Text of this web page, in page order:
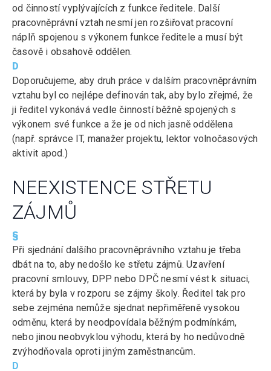
od činností vyplývajících z funkce ředitele. Další
pracovněprávní vztah nesmí jen rozšiřovat pracovní
náplň spojenou s výkonem funkce ředitele a musí být
časově i obsahově oddělen.
D
Doporučujeme, aby druh práce v dalším pracovněprávním
vztahu byl co nejlépe definován tak, aby bylo zřejmé, že
ji ředitel vykonává vedle činností běžně spojených s
výkonem své funkce a že je od nich jasně oddělena
(např. správce IT, manažer projektu, lektor volnočasových
aktivit apod.)
NEEXISTENCE STŘETU
ZÁJMŮ
§
Při sjednání dalšího pracovněprávního vztahu je třeba
dbát na to, aby nedošlo ke střetu zájmů. Uzavření
pracovní smlouvy, DPP nebo DPČ nesmí vést k situaci,
která by byla v rozporu se zájmy školy. Ředitel tak pro
sebe zejména nemůže sjednat nepřiměřeně vysokou
odměnu, která by neodpovídala běžným podmínkám,
nebo jinou neobvyklou výhodu, která by ho nedůvodně
zvýhodňovala oproti jiným zaměstnancům.
D